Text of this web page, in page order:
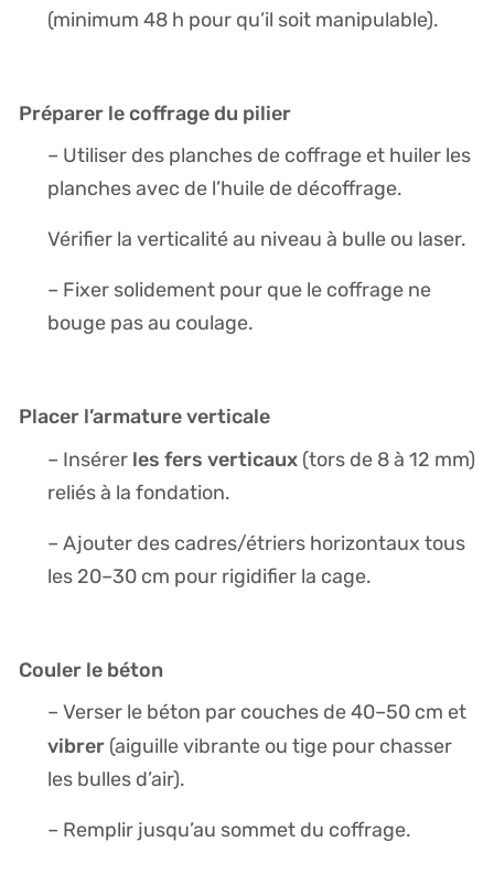
(minimum 48 h pour qu’il soit manipulable).
Préparer le coffrage du pilier
– Utiliser des planches de coffrage et huiler les
planches avec de l’huile de décoffrage.
Vérifier la verticalité au niveau à bulle ou laser.
– Fixer solidement pour que le coffrage ne
bouge pas au coulage.
Placer l’armature verticale
– Insérer les fers verticaux(tors de 8 à 12 mm)
reliés à la fondation.
– Ajouter des cadres/étriers horizontaux tous
les 20–30 cm pour rigidifier la cage.
Couler le béton
– Verser le béton par couches de 40–50 cm et
vibrer(aiguille vibrante ou tige pour chasser
les bulles d’air).
– Remplir jusqu’au sommet du coffrage.